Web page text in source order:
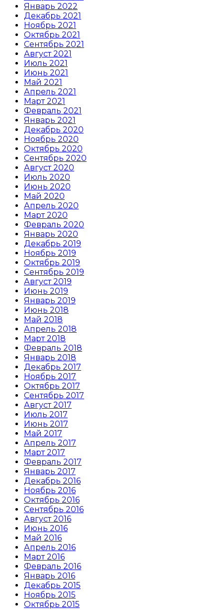
Январь 2022
Декабрь 2021
Ноябрь 2021
Октябрь 2021
Сентябрь 2021
Август 2021
Июль 2021
Июнь 2021
Май 2021
Апрель 2021
Март 2021
Февраль 2021
Январь 2021
Декабрь 2020
Ноябрь 2020
Октябрь 2020
Сентябрь 2020
Август 2020
Июль 2020
Июнь 2020
Май 2020
Апрель 2020
Март 2020
Февраль 2020
Январь 2020
Декабрь 2019
Ноябрь 2019
Октябрь 2019
Сентябрь 2019
Август 2019
Июнь 2019
Январь 2019
Июнь 2018
Май 2018
Апрель 2018
Март 2018
Февраль 2018
Январь 2018
Декабрь 2017
Ноябрь 2017
Октябрь 2017
Сентябрь 2017
Август 2017
Июль 2017
Июнь 2017
Май 2017
Апрель 2017
Март 2017
Февраль 2017
Январь 2017
Декабрь 2016
Ноябрь 2016
Октябрь 2016
Сентябрь 2016
Август 2016
Июнь 2016
Май 2016
Апрель 2016
Март 2016
Февраль 2016
Январь 2016
Декабрь 2015
Ноябрь 2015
Октябрь 2015